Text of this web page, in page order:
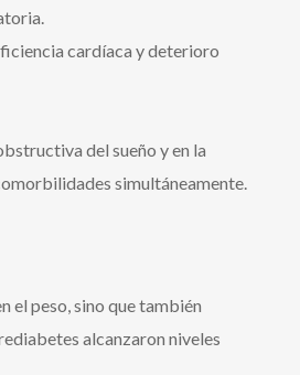
cardíaca y deterioro
del sueño y en la
simultáneamente.
el peso, sino que también
alcanzaron niveles